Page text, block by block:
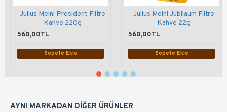
Julius Meinl President Filtre
Kahve 220g
560,00TL
Sepete Ekle
Julius Meinl Jubilaum Filtre
Kahve 22g
560,00TL
Sepete Ekle
AYNI MARKADAN DIĞER ÜRÜNLER